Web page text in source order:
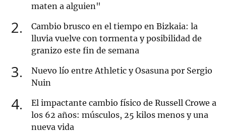
maten a alguien"
2
Cambio brusco en el tiempo en Bizkaia: la
lluvia vuelve con tormenta y posibilidad de
granizo este fin de semana
3
Nuevo lío entre Athletic y Osasuna por Sergio
Nuin
4
El impactante cambio físico de Russell Crowe a
los 62 años: músculos, 25 kilos menos y una
nueva vida